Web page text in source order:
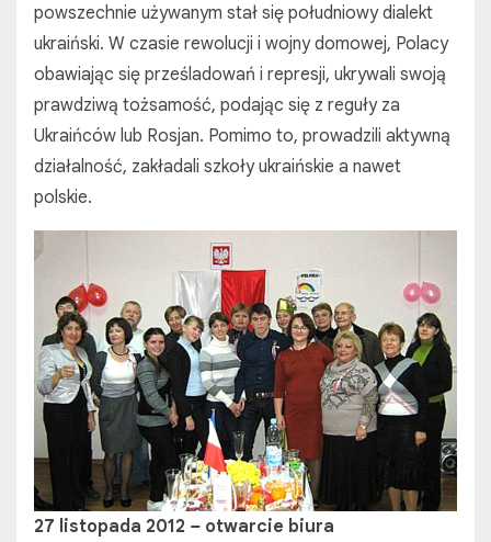
powszechnie używanym stał się południowy dialekt
ukraiński. W czasie rewolucji i wojny domowej, Polacy
obawiając się prześladowań i represji, ukrywali swoją
prawdziwą tożsamość, podając się z reguły za
Ukraińców lub Rosjan. Pomimo to, prowadzili aktywną
działalność, zakładali szkoły ukraińskie a nawet
polskie.
27 listopada 2012 – otwarcie biura